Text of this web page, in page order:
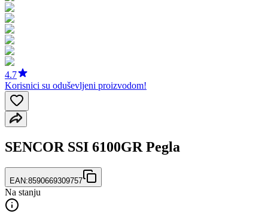
4.7
Korisnici su oduševljeni proizvodom!
SENCOR SSI 6100GR Pegla
EAN:8590669309757
Na stanju